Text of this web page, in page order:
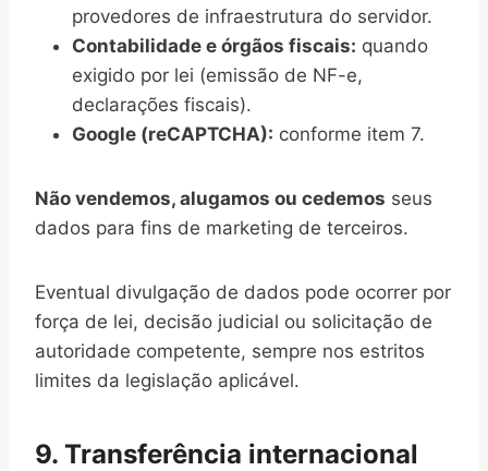
provedores de infraestrutura do servidor.
Contabilidade e órgãos fiscais: quando
exigido por lei (emissão de NF-e,
declarações fiscais).
Google (reCAPTCHA): conforme item 7.
Não vendemos, alugamos ou cedemos seus
dados para fins de marketing de terceiros.
Eventual divulgação de dados pode ocorrer por
força de lei, decisão judicial ou solicitação de
autoridade competente, sempre nos estritos
limites da legislação aplicável.
9. Transferência internacional